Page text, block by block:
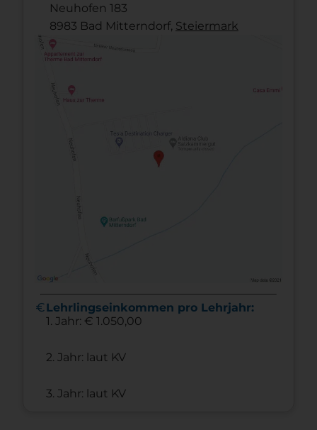
Neuhofen 183
8983 Bad Mitterndorf, Steier­mark
euroLehrlingseinkommen pro Lehrjahr:
1. Jahr: € 1.050,00
2. Jahr: laut KV
3. Jahr: laut KV